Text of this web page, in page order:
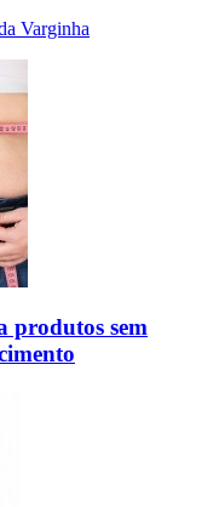
Varginha
produtos sem